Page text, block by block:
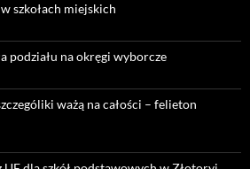
szkołach miejskich
podziału na okręgi wyborcze
ważą na całości – felieton